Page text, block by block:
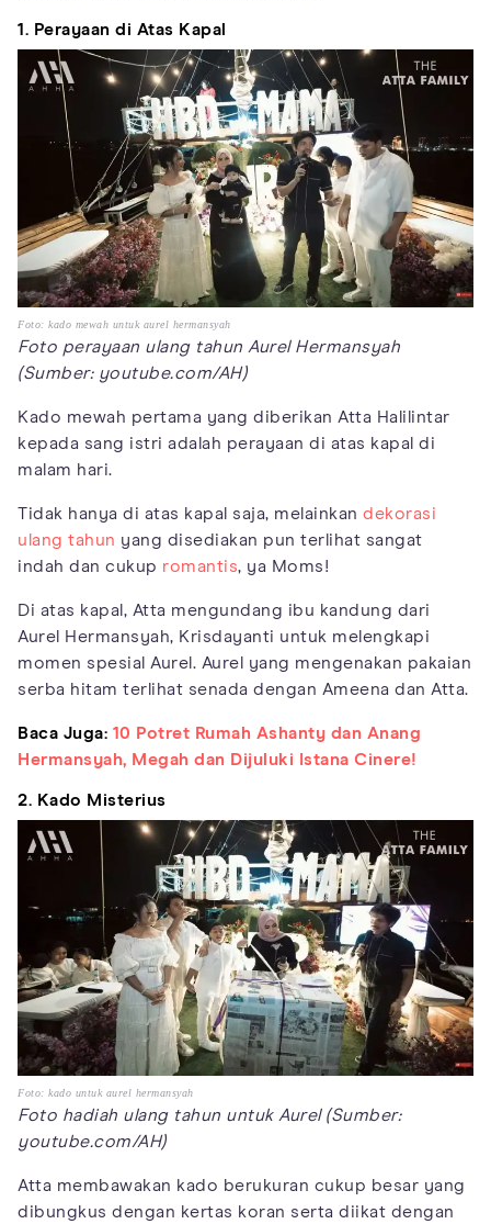
1. Perayaan di Atas Kapal
Foto: kado mewah untuk aurel hermansyah
Foto perayaan ulang tahun Aurel Hermansyah
(Sumber: youtube.com/AH)
Kado mewah pertama yang diberikan Atta Halilintar
kepada sang istri adalah perayaan di atas kapal di
malam hari.
Tidak hanya di atas kapal saja, melainkan dekorasi
ulang tahun yang disediakan pun terlihat sangat
indah dan cukup romantis, ya Moms!
Di atas kapal, Atta mengundang ibu kandung dari
Aurel Hermansyah, Krisdayanti untuk melengkapi
momen spesial Aurel. Aurel yang mengenakan pakaian
serba hitam terlihat senada dengan Ameena dan Atta.
Baca Juga: 10 Potret Rumah Ashanty dan Anang
Hermansyah, Megah dan Dijuluki Istana Cinere!
2. Kado Misterius
Foto: kado untuk aurel hermansyah
Foto hadiah ulang tahun untuk Aurel (Sumber:
youtube.com/AH)
Atta membawakan kado berukuran cukup besar yang
dibungkus dengan kertas koran serta diikat dengan